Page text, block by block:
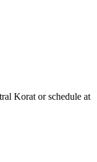
Korat or schedule at